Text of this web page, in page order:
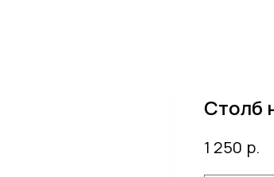
Столб
1 250 р.